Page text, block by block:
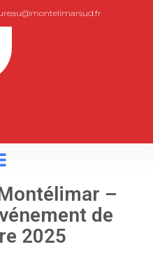
–
de
2025